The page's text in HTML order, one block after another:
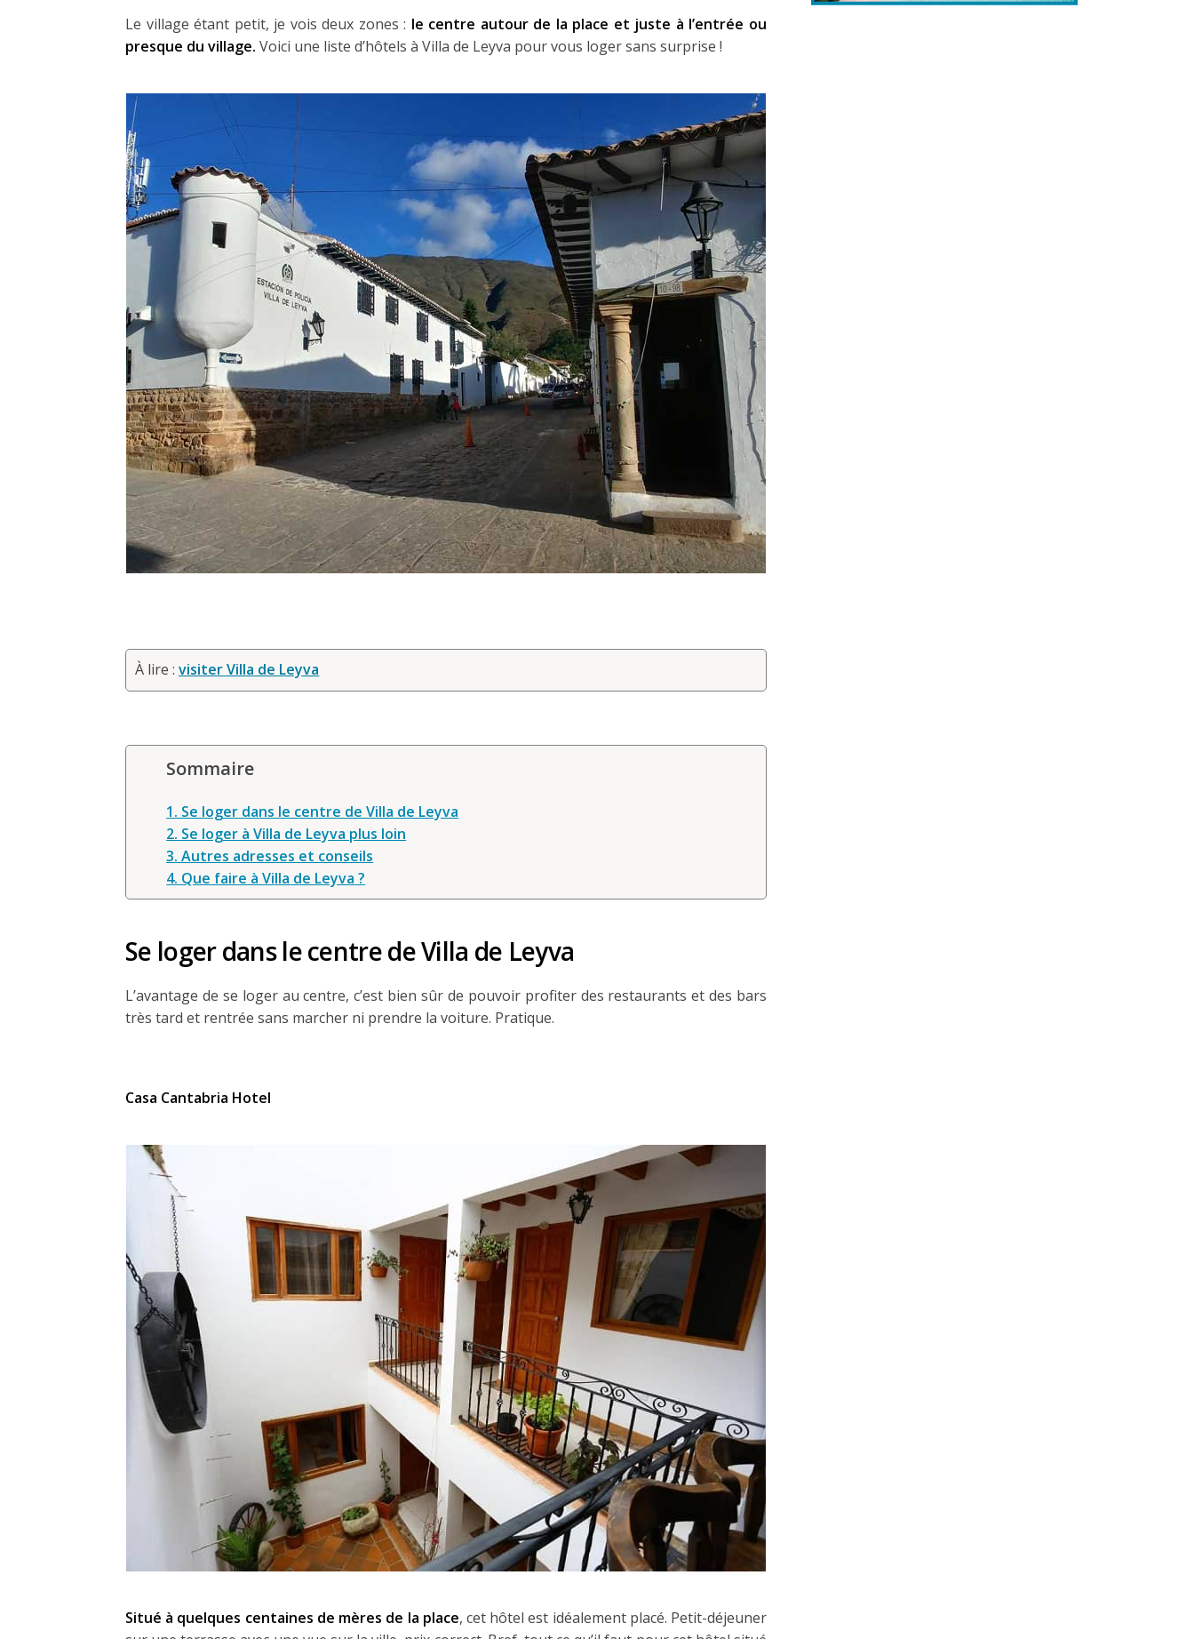
Le village étant petit, je vois deux zones : le centre autour de la place et juste à l’entrée ou
presque du village. Voici une liste d’hôtels à Villa de Leyva pour vous loger sans surprise !
À lire :visiter Villa de Leyva
Sommaire
1. Se loger dans le centre de Villa de Leyva
2. Se loger à Villa de Leyva plus loin
3. Autres adresses et conseils
4. Que faire à Villa de Leyva ?
Se loger dans le centre de Villa de Leyva
L’avantage de se loger au centre, c’est bien sûr de pouvoir profiter des restaurants et des bars
très tard et rentrée sans marcher ni prendre la voiture. Pratique.
Casa Cantabria Hotel
Situé à quelques centaines de mères de la place, cet hôtel est idéalement placé. Petit-déjeuner